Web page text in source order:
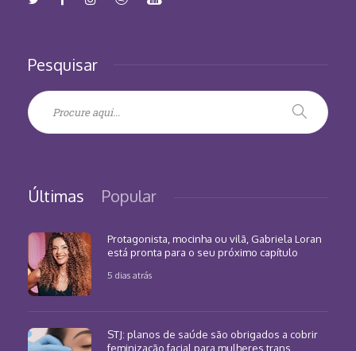
Pesquisar
Últimas Popular
Protagonista, mocinha ou vilã, Gabriela Loran
está pronta para o seu próximo capítulo
5 dias atrás
STJ: planos de saúde são obrigados a cobrir
feminização facial para mulheres trans